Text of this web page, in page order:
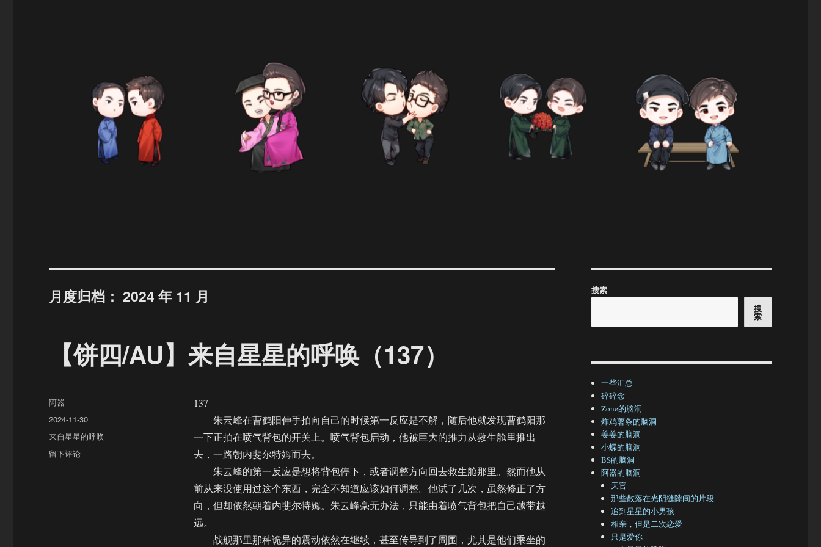
月度归档：2024 年 11 月
【饼四/AU】来自星星的呼唤（137）
137
朱云峰在曹鹤阳伸手拍向自己的时候第一反应是不解，随后他就发现曹鹤阳那
一下正拍在喷气背包的开关上。喷气背包启动，他被巨大的推力从救生舱里推出
去，一路朝内斐尔特姆而去。
朱云峰的第一反应是想将背包停下，或者调整方向回去救生舱那里。然而他从
前从来没使用过这个东西，完全不知道应该如何调整。他试了几次，虽然修正了方
向，但却依然朝着内斐尔特姆。朱云峰毫无办法，只能由着喷气背包把自己越带越
远。
战舰那里那种诡异的震动依然在继续，甚至传导到了周围，尤其是他们乘坐的
作
者
阿器
发
布
于
2024-11-30
分
类
来自星星的呼唤
于
留下评论
搜索
搜
索
一些汇总
碎碎念
Zone的脑洞
炸鸡薯条的脑洞
姜姜的脑洞
小蝶的脑洞
BS的脑洞
阿器的脑洞
天官
那些散落在光阴缝隙间的片段
追到星星的小男孩
相亲，但是二次恋爱
只是爱你